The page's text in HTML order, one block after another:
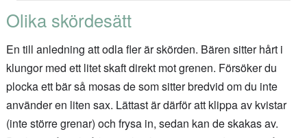
Olika skördesätt
En till anledning att odla fler är skörden. Bären sitter hårt i
klungor med ett litet skaft direkt mot grenen. Försöker du
plocka ett bär så mosas de som sitter bredvid om du inte
använder en liten sax. Lättast är därför att klippa av kvistar
(inte större grenar) och frysa in, sedan kan de skakas av.